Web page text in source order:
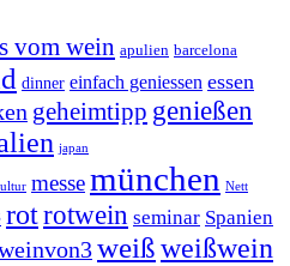
vom wein apulien barcelona
dinner einfach geniessen essen
geheimtipp genießen
japan
messemünchen Nett
rotrotwein seminar Spanien
weißweißwein